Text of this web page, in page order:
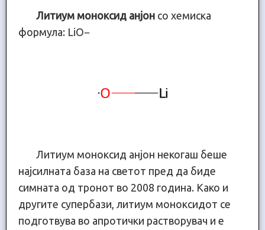
Литиум моноксид анјон со хемиска
формула: LiO−
Литиум моноксид анјон некогаш беше
најсилната база на светот пред да биде
симната од тронот во 2008 година. Како и
другите супербази, литиум моноксидот се
подготвува во апротички растворувач и е